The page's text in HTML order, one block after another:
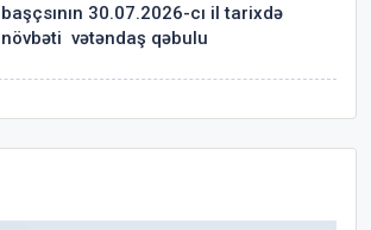
başçsının 30.07.2026-cı il tarixdə
növbəti vətəndaş qəbulu